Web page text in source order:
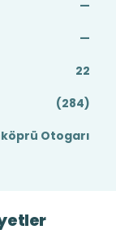
—
—
22
(284)
Otogarı